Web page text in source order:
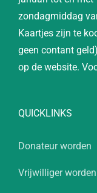
zondagmiddag
Kaartjes zijn te
geen contant
op de website.
QUICKLINKS
Donateur worden
Vrijwilliger worden